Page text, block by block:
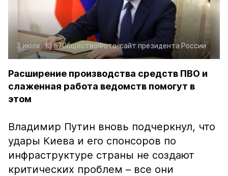
3 июля , 10:57ОбществоФото:сайт президента России
Расширение производства средств ПВО и
слаженная работа ведомств помогут в
этом
Владимир Путин вновь подчеркнул, что
удары Киева и его спонсоров по
инфраструктуре страны не создают
критических проблем – все они